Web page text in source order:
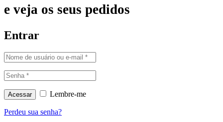
e veja os seus pedidos
Entrar
Acessar Lembre-me
Perdeu sua senha?